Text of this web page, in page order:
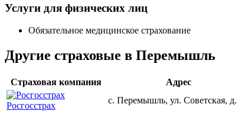
Услуги для физических лиц
Обязательное медицинское страхование
Другие страховые в Перемышль
Страховая компания Адрес
Росгосстрах
с. Перемышль, ул. Советская,